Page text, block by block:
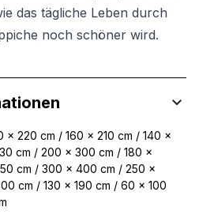
das tägliche Leben durch
noch schöner wird.
x 220 cm / 160 x 210 cm / 140 x
cm / 200 x 300 cm / 180 x
cm / 300 x 400 cm / 250 x
cm / 130 x 190 cm / 60 x 100